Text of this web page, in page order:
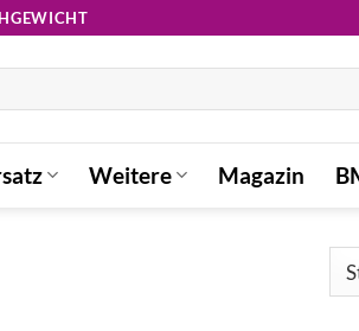
Weitere Magazin